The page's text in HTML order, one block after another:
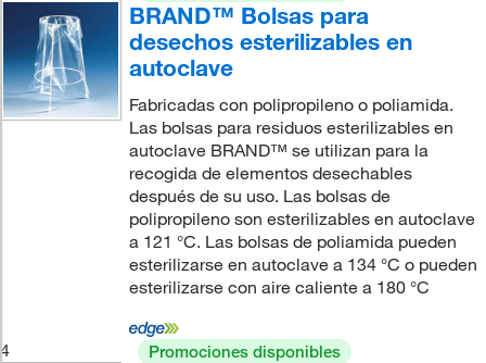
BRAND™ Bolsas para
desechos esterilizables en
autoclave
Fabricadas con polipropileno o poliamida.
Las bolsas para residuos esterilizables en
autoclave BRAND™ se utilizan para la
recogida de elementos desechables
después de su uso. Las bolsas de
polipropileno son esterilizables en autoclave
a 121 °C. Las bolsas de poliamida pueden
esterilizarse en autoclave a 134 °C o pueden
esterilizarse con aire caliente a 180 °C
4 Promociones disponibles